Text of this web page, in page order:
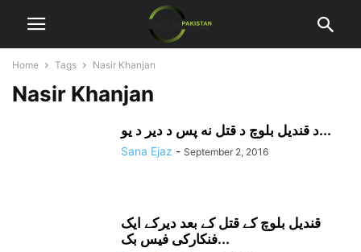
Home Tags Nasir Khanjan
Nasir Khanjan
د قنديل بلوچ د قتل نه پس د دير د يو...
Sana Ejaz - September 2, 2016
قندیل بلوچ کے قتل کے بعد دیرکے ایک
فنکارکی فیس بک...